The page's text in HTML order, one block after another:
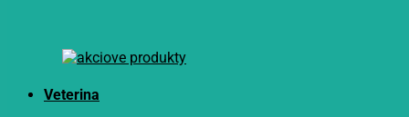
Veterina